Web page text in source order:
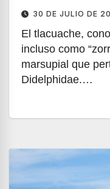
30 DE JULIO DE
El tlacuache,
incluso como
marsupial que
Didelphidae.…